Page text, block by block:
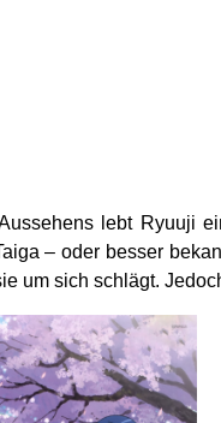
lebt Ryuuji
– oder besser
um sich schlägt.